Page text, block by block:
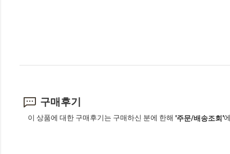
구매후기
이 상품에 대한 구매후기는 구매하신 분에 한해 '주문/배송조회'